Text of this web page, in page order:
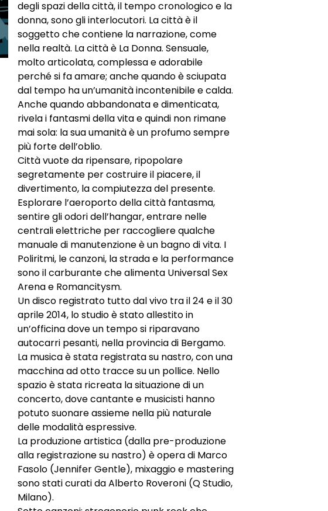
degli spazi della città, il tempo cronologico e la
donna, sono gli interlocutori. La città è il
soggetto che contiene la narrazione, come
nella realtà. La città è La Donna. Sensuale,
molto articolata, complessa e adorabile
perché si fa amare; anche quando è sciupata
dal tempo ha un’umanità incontenibile e calda.
Anche quando abbandonata e dimenticata,
rivela i fantasmi della vita e quindi non rimane
mai sola: la sua umanità è un profumo sempre
più forte dell’oblio.
Città vuote da ripensare, ripopolare
segretamente per costruire il piacere, il
divertimento, la compiutezza del presente.
Esplorare l’aeroporto della città fantasma,
sentire gli odori dell’hangar, entrare nelle
centrali elettriche per raccogliere qualche
manuale di manutenzione è un bagno di vita. I
Poliritmi, le canzoni, la strada e la performance
sono il carburante che alimenta Universal Sex
Arena e Romancitysm.
Un disco registrato tutto dal vivo tra il 24 e il 30
aprile 2014, lo studio è stato allestito in
un’officina dove un tempo si riparavano
autocarri pesanti, nella provincia di Bergamo.
La musica è stata registrata su nastro, con una
macchina ad otto tracce su un pollice. Nello
spazio è stata ricreata la situazione di un
concerto, dove cantante e musicisti hanno
potuto suonare assieme nella più naturale
delle modalità espressive.
La produzione artistica (dalla pre-produzione
alla registrazione su nastro) è opera di Marco
Fasolo (Jennifer Gentle), mixaggio e mastering
sono stati curati da Alberto Roveroni (Q Studio,
Milano).